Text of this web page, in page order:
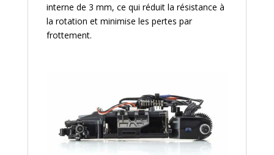
interne de 3 mm, ce qui réduit la résistance à
la rotation et minimise les pertes par
frottement.